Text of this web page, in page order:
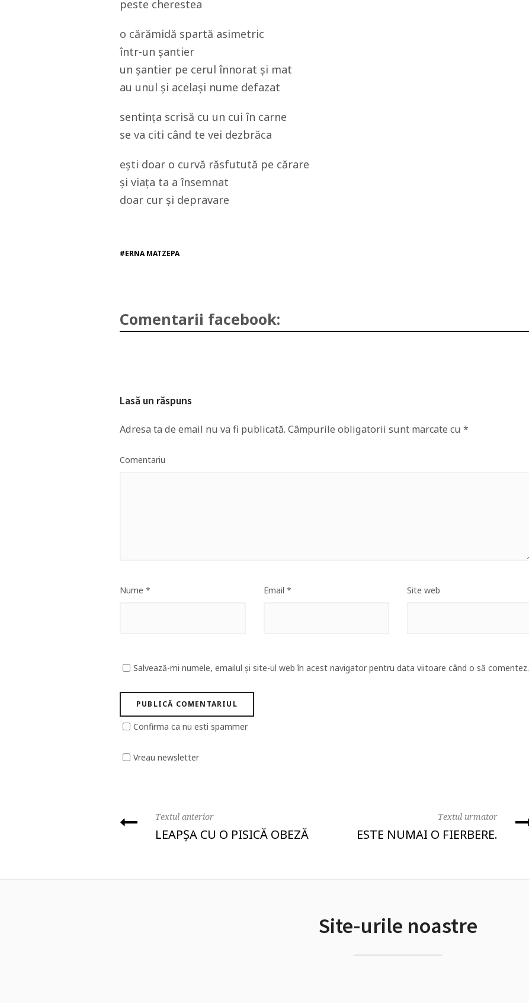
peste cherestea
o cărămidă spartă asimetric
într-un șantier
un șantier pe cerul înnorat și mat
au unul și același nume defazat
sentința scrisă cu un cui în carne
se va citi când te vei dezbrăca
ești doar o curvă răsfutută pe cărare
și viața ta a însemnat
doar cur și depravare
#ERNA MATZEPA
Comentarii facebook:
Lasă un răspuns
Adresa ta de email nu va fi publicată. Câmpurile obligatorii sunt marcate cu *
Comentariu
Nume * Email * Site web
Salvează-mi numele, emailul și site-ul web în acest navigator pentru data viitoare când o să comentez.
Confirma ca nu esti spammer
Vreau newsletter
Textul anterior
LEAPȘA CU O PISICĂ OBEZĂ
Textul urmator
ESTE NUMAI O FIERBERE.
Site-urile noastre